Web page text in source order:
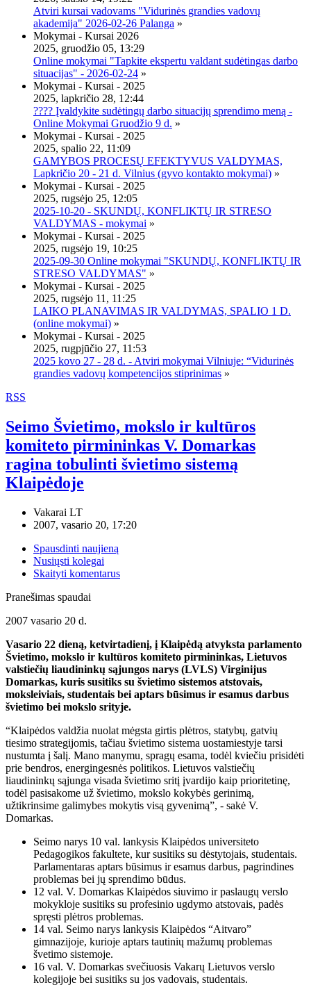
Atviri kursai vadovams "Vidurinės grandies vadovų
akademija" 2026-02-26 Palanga »
Mokymai - Kursai 2026
2025, gruodžio 05, 13:29
Online mokymai "Tapkite ekspertu valdant sudėtingas darbo
situacijas" - 2026-02-24 »
Mokymai - Kursai - 2025
2025, lapkričio 28, 12:44
???? Įvaldykite sudėtingų darbo situacijų sprendimo meną -
Online Mokymai Gruodžio 9 d. »
Mokymai - Kursai - 2025
2025, spalio 22, 11:09
GAMYBOS PROCESŲ EFEKTYVUS VALDYMAS,
Lapkričio 20 - 21 d. Vilnius (gyvo kontakto mokymai) »
Mokymai - Kursai - 2025
2025, rugsėjo 25, 12:05
2025-10-20 - SKUNDŲ, KONFLIKTŲ IR STRESO
VALDYMAS - mokymai »
Mokymai - Kursai - 2025
2025, rugsėjo 19, 10:25
2025-09-30 Online mokymai "SKUNDŲ, KONFLIKTŲ IR
STRESO VALDYMAS" »
Mokymai - Kursai - 2025
2025, rugsėjo 11, 11:25
LAIKO PLANAVIMAS IR VALDYMAS, SPALIO 1 D.
(online mokymai) »
Mokymai - Kursai - 2025
2025, rugpjūčio 27, 11:53
2025 kovo 27 - 28 d. - Atviri mokymai Vilniuje: “Vidurinės
grandies vadovų kompetencijos stiprinimas »
RSS
Seimo Švietimo, mokslo ir kultūros
komiteto pirmininkas V. Domarkas
ragina tobulinti švietimo sistemą
Klaipėdoje
Vakarai LT
2007, vasario 20, 17:20
Spausdinti naujieną
Nusiųsti kolegai
Skaityti komentarus
Pranešimas spaudai
2007 vasario 20 d.
Vasario 22 dieną, ketvirtadienį, į Klaipėdą atvyksta parlamento
Švietimo, mokslo ir kultūros komiteto pirmininkas, Lietuvos
valstiečių liaudininkų sąjungos narys (LVLS) Virginijus
Domarkas, kuris susitiks su švietimo sistemos atstovais,
moksleiviais, studentais bei aptars būsimus ir esamus darbus
švietimo bei mokslo srityje.
“Klaipėdos valdžia nuolat mėgsta girtis plėtros, statybų, gatvių
tiesimo strategijomis, tačiau švietimo sistema uostamiestyje tarsi
nustumta į šalį. Mano manymu, spragų esama, todėl kviečiu prisidėti
prie bendros, energingesnės politikos. Lietuvos valstiečių
liaudininkų sąjunga visada švietimo sritį įvardijo kaip prioritetinę,
todėl pasisakome už švietimo, mokslo kokybės gerinimą,
užtikrinsime galimybes mokytis visą gyvenimą”, - sakė V.
Domarkas.
Seimo narys 10 val. lankysis Klaipėdos universiteto
Pedagogikos fakultete, kur susitiks su dėstytojais, studentais.
Parlamentaras aptars būsimus ir esamus darbus, pagrindines
problemas bei jų sprendimo būdus.
12 val. V. Domarkas Klaipėdos siuvimo ir paslaugų verslo
mokykloje susitiks su profesinio ugdymo atstovais, padės
spręsti plėtros problemas.
14 val. Seimo narys lankysis Klaipėdos “Aitvaro”
gimnazijoje, kurioje aptars tautinių mažumų problemas
švetimo sistemoje.
16 val. V. Domarkas svečiuosis Vakarų Lietuvos verslo
kolegijoje bei susitiks su jos vadovais, studentais.